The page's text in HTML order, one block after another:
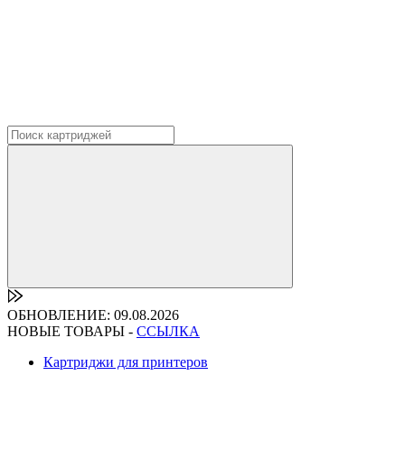
ОБНОВЛЕНИЕ: 09.08.2026
НОВЫЕ ТОВАРЫ - ССЫЛКА
Картриджи для принтеров